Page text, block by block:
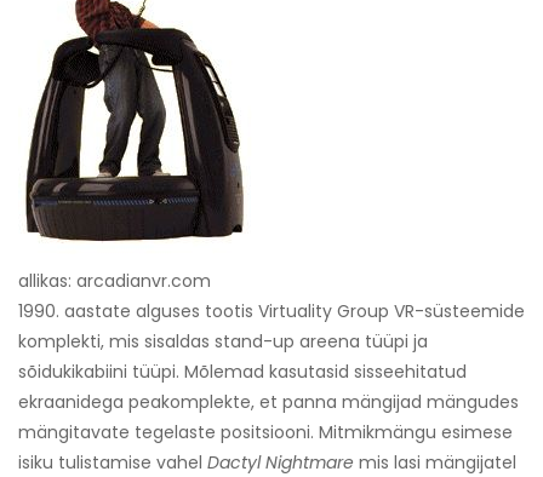
allikas: arcadianvr.com
1990. aastate alguses tootis Virtuality Group VR-süsteemide
komplekti, mis sisaldas stand-up areena tüüpi ja
sõidukikabiini tüüpi. Mõlemad kasutasid sisseehitatud
ekraanidega peakomplekte, et panna mängijad mängudes
mängitavate tegelaste positsiooni. Mitmikmängu esimese
isiku tulistamise vahel Dactyl Nightmare mis lasi mängijatel